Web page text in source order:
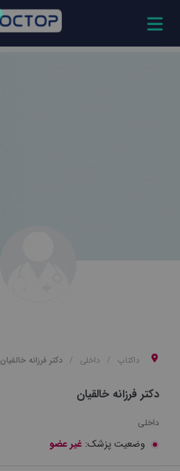
داکتاپ داخلی دکتر فرزانه خالقیان
دکتر فرزانه خالقیان
داخلی
وضعیت پزشک: غیر عضو